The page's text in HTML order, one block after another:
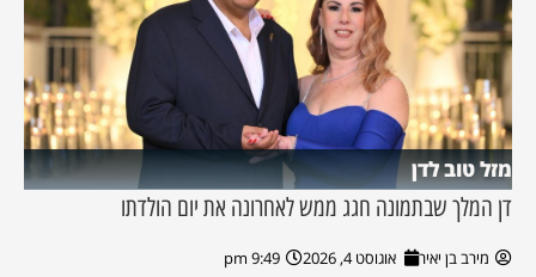
מזל טוב לדן
דן המלך שבתמונה חגג ממש לאחרונה את יום הולדתו
מירב בן יאיר אוגוסט 4, 2026 9:49 pm